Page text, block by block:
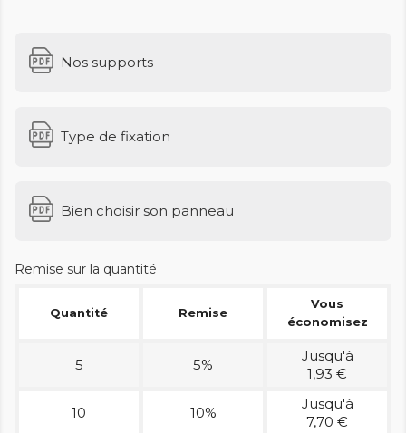
Nos supports
Type de fixation
Bien choisir son panneau
Remise sur la quantité
Quantité Remise
Vous
économisez
5 5%
Jusqu'à
1,93 €
10 10%
Jusqu'à
7,70 €